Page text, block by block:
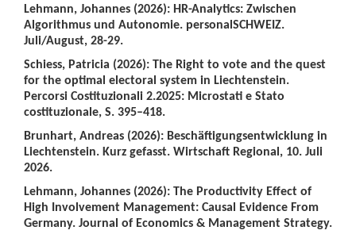
Lehmann, Johannes (2026): HR-Analytics: Zwischen
Algorithmus und Autonomie. personalSCHWEIZ.
Juli/August, 28-29.
Schiess, Patricia (2026): The Right to vote and the quest
for the optimal electoral system in Liechtenstein.
Percorsi Costituzionali 2.2025: Microstati e Stato
costituzionale, S. 395–418.
Brunhart, Andreas (2026): Beschäftigungsentwicklung in
Liechtenstein. Kurz gefasst. Wirtschaft Regional, 10. Juli
2026.
Lehmann, Johannes (2026): The Productivity Effect of
High Involvement Management: Causal Evidence From
Germany. Journal of Economics & Management Strategy.